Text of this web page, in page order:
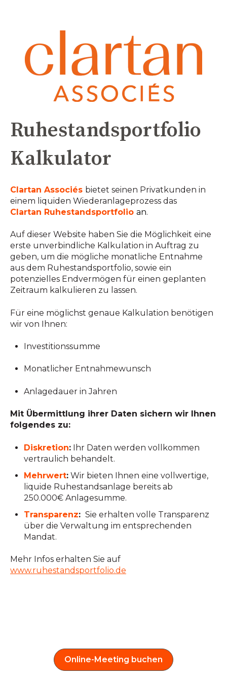
Ruhestandsportfolio
Kalkulator
Clartan Associés bietet seinen Privatkunden in
einem liquiden Wiederanlageprozess das
Clartan Ruhestandsportfolio an.
Auf dieser Website haben Sie die Möglichkeit eine
erste unverbindliche Kalkulation in Auftrag zu
geben, um die mögliche monatliche Entnahme
aus dem Ruhestandsportfolio, sowie ein
potenzielles Endvermögen für einen geplanten
Zeitraum kalkulieren zu lassen.
Für eine möglichst genaue Kalkulation benötigen
wir von Ihnen:
Investitionssumme
Monatlicher Entnahmewunsch
Anlagedauer in Jahren
Mit Übermittlung ihrer Daten sichern wir Ihnen
folgendes zu:
Diskretion: Ihr Daten werden vollkommen
vertraulich behandelt.
Mehrwert: Wir bieten Ihnen eine vollwertige,
liquide Ruhestandsanlage bereits ab
250.000€ Anlagesumme.
Transparenz: Sie erhalten volle Transparenz
über die Verwaltung im entsprechenden
Mandat.
Mehr Infos erhalten Sie auf
www.ruhestandsportfolio.de
Online-Meeting buchen